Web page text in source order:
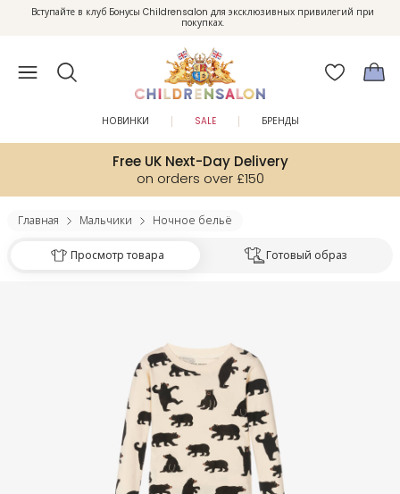
Enjoy 10% off your first order as a little welcome gift. Sign up here.
Вступайте в клуб Бонусы Childrensalon для эксклюзивных привилегий при
покупках.
Free UK Next-Day Delivery
on orders over £150
НОВИНКИ SALE БРЕНДЫ
Главная Мальчики Ночное бельё
Просмотр товара Готовый образ